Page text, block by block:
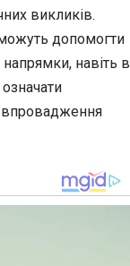
викликів.
можуть допомогти
навіть в
впровадження